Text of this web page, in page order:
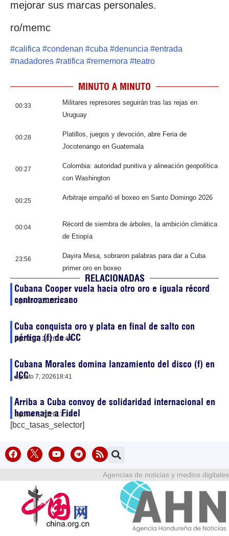
mejorar sus marcas personales.
ro/memc
#califica #condenan #cuba #denuncia #entrada
#nadadores #ratifica #rememora #teatro
MINUTO A MINUTO
00:33
Militares represores seguirán tras las rejas en
Uruguay
00:28
Platillos, juegos y devoción, abre Feria de
Jocotenango en Guatemala
00:27
Colombia: autoridad punitiva y alineación geopolítica
con Washington
00:25 Arbitraje empañó el boxeo en Santo Domingo 2026
00:04
Récord de siembra de árboles, la ambición climática
de Etiopía
23:56
Dayira Mesa, sobraron palabras para dar a Cuba
primer oro en boxeo
RELACIONADAS
Cubana Cooper vuela hacia otro oro e iguala récord
centroamericano
agosto 7, 202623:51
Cuba conquista oro y plata en final de salto con
pértiga (f) de JCC
agosto 7, 202619:44
Cubana Morales domina lanzamiento del disco (f) en
JCC
agosto 7, 202618:41
Arriba a Cuba convoy de solidaridad internacional en
homenaje a Fidel
agosto 7, 202617:38
[bcc_tasas_selector]
Agencias de noticias y medios digitales